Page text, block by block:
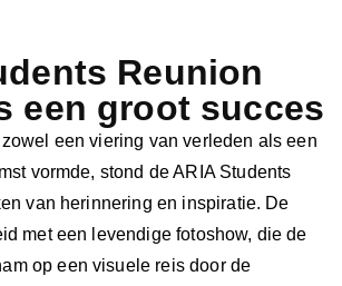
Reunion
een groot succes
een viering van verleden als een
vormde, stond de ARIA Students
van herinnering en inspiratie. De
met een levendige fotoshow, die de
op een visuele reis door de